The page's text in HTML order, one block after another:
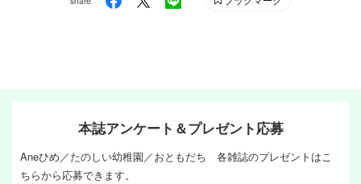
本誌アンケート＆プレゼント応募
Aneひめ／たのしい幼稚園／おともだち 各雑誌のプレゼントはこ
ちらから応募できます。